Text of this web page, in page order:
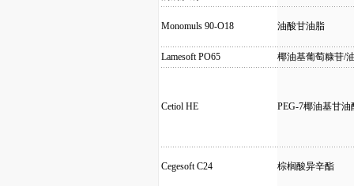
Monomuls 90-O18 油酸甘油脂
Lamesoft PO65 椰油基葡萄糠苷/
Cetiol HE PEG-7椰油基甘油
Cegesoft C24 棕榈酸异辛酯